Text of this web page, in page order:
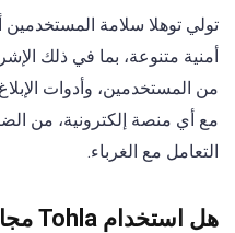
تولي توهلا سلامة
أمنية متنوعة، بما في ذلك
من المستخدمين، وأدوات
مع أي منصة إلكترونية، من
التعامل مع الغرباء.
هل استخدام Tohla مجاني؟